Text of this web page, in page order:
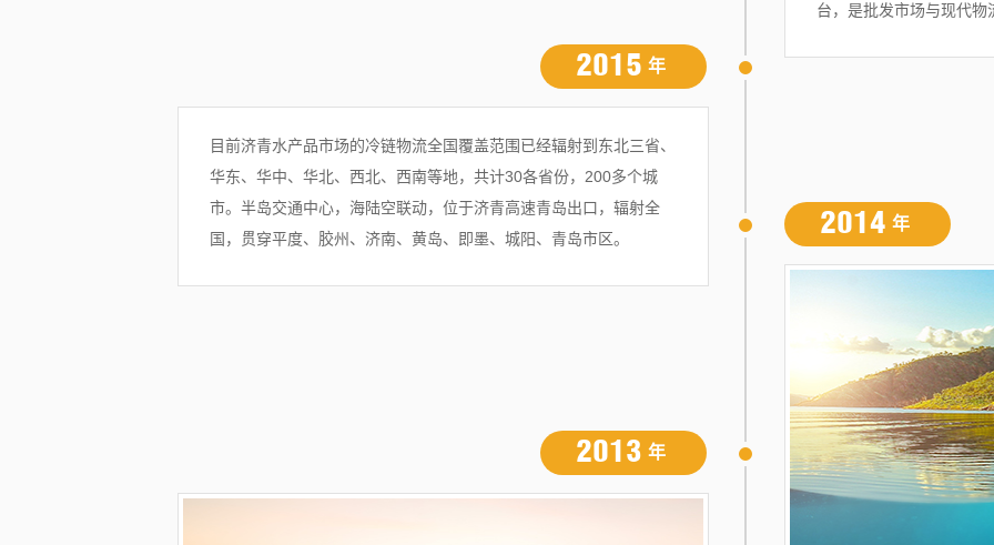
台，是批发市场与现代物
2015 年
目前济青水产品市场的冷链物流全国覆盖范围已经辐射到东北三省、
华东、华中、华北、西北、西南等地，共计30各省份，200多个城
市。半岛交通中心，海陆空联动，位于济青高速青岛出口，辐射全
国，贯穿平度、胶州、济南、黄岛、即墨、城阳、青岛市区。
2014 年
2013 年